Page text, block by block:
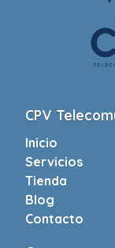
CPV
Inicio
Servicios
Tienda
Blog
Contacto